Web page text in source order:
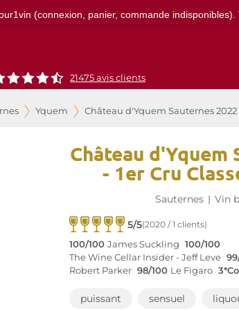
(connexion, panier, commande indisponibles).
21475 avis clients
Yquem Château d'Yquem Sauternes 2022
Château d'Yquem
- 1er Cru
Sauternes | Vin
5/5(2020 / 1 clients)
100/100 James Suckling 100/100
The Wine Cellar Insider - Jeff Leve
Robert Parker 98/100 Le Figaro
puissant sensuel